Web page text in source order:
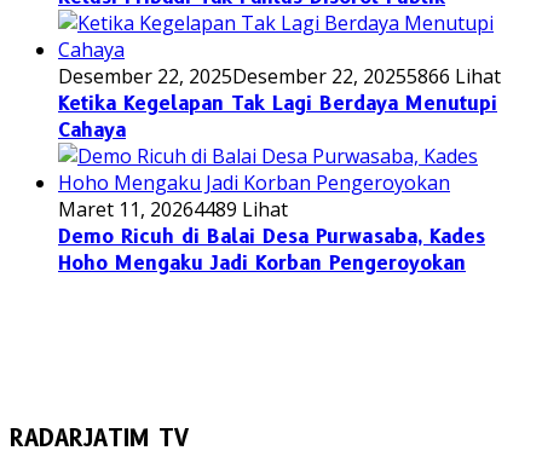
Desember 22, 2025Desember 22, 20255866 Lihat
Ketika Kegelapan Tak Lagi Berdaya Menutupi
Cahaya
Maret 11, 20264489 Lihat
Demo Ricuh di Balai Desa Purwasaba, Kades
Hoho Mengaku Jadi Korban Pengeroyokan
RADARJATIM TV